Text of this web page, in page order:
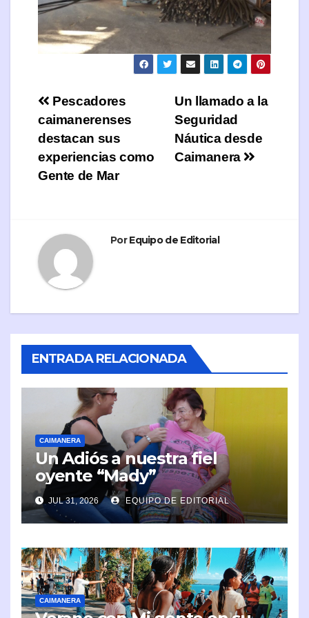
Navegación
de
entradas
Un llamado a la
Seguridad
Náutica desde
Caimanera
Pescadores
caimanerenses
destacan sus
experiencias como
Gente de Mar
PorEquipo de Editorial
ENTRADA RELACIONADA
CAIMANERA
Un Adiós a nuestra fiel
oyente “Mady”
JUL 31, 2026 EQUIPO DE EDITORIAL
CAIMANERA